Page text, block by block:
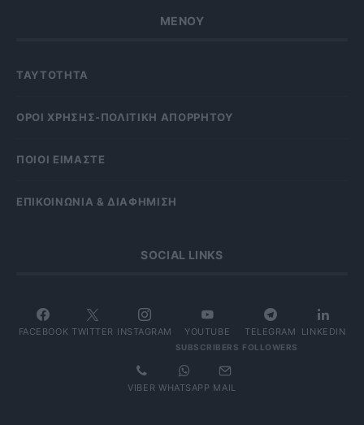
ΜΕΝΟΥ
ΤΑΥΤΟΤΗΤΑ
OΡΟΙ ΧΡΗΣΗΣ-ΠΟΛΙΤΙΚΗ ΑΠΟΡΡΗΤΟΥ
ΠΟΙΟΙ ΕΙΜΑΣΤΕ
ΕΠΙΚΟΙΝΩΝΙΑ & ΔΙΑΦΗΜΙΣΗ
SOCIAL LINKS
FACEBOOK TWITTER INSTAGRAM YOUTUBE
SUBSCRIBERS
TELEGRAM
FOLLOWERS
LINKEDIN
VIBER WHATSAPP MAIL